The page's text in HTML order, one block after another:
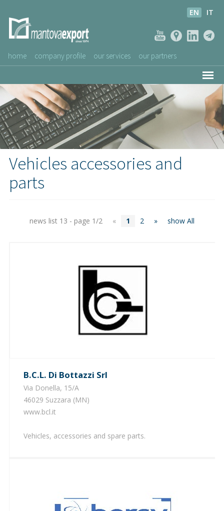
EN IT
home company profile our services our partners
ASSOCIATED COMPANIES
NEWS
VIDEOS
CUSTOMERS SERVICE
Vehicles accessories and
parts
news list 13 - page 1/2 « 1 2 » show All
B.c.l. Di Bottazzi Srl
Via Donella, 15/A
46029 Suzzara (MN)
www.bcl.it
Vehicles, accessories and spare parts.